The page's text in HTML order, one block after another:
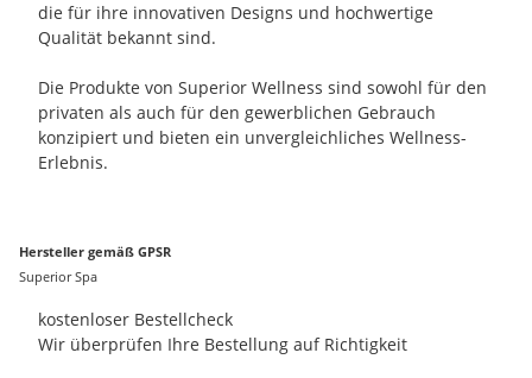
die für ihre innovativen Designs und hochwertige
Qualität bekannt sind.
Die Produkte von Superior Wellness sind sowohl für den
privaten als auch für den gewerblichen Gebrauch
konzipiert und bieten ein unvergleichliches Wellness-
Erlebnis.
Hersteller gemäß GPSR
Superior Spa
kostenloser Bestellcheck
Wir überprüfen Ihre Bestellung auf Richtigkeit